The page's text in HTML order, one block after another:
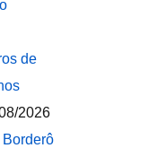
de
2026